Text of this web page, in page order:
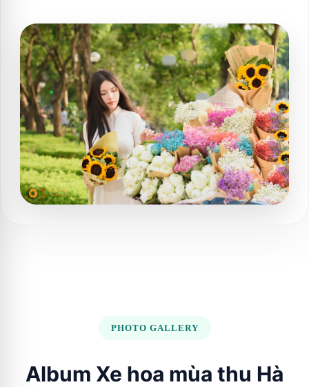
PHOTO GALLERY
Album Xe hoa mùa thu Hà